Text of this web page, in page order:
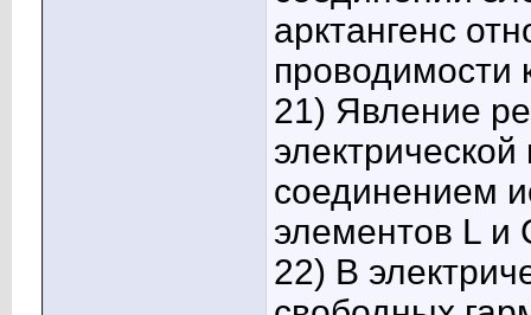
арктангенс
проводимости
21) Явление
соединением
элементов L и
22) В